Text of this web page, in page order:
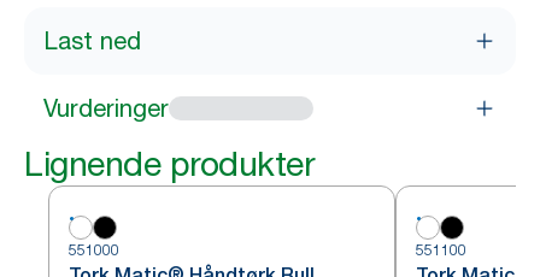
Last ned
Vurderinger
Lignende produkter
551000 551100